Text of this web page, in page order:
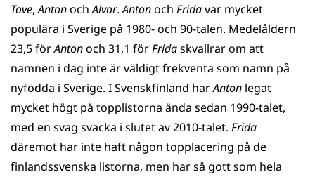
Tove,AntonochAlvar.Antonoch Fridavar mycket
populära i Sverige på 1980- och 90-talen. Medelåldern
23,5 förAntonoch 31,1 förFridaskvallrar om att
namnen i dag inte är väldigt frekventa som namn på
nyfödda i Sverige. I Svenskfinland harAnton legat
mycket högt på topplistorna ända sedan 1990-talet,
med en svag svacka i slutet av 2010-talet. Frida
däremot har inte haft någon topplacering på de
finlandssvenska listorna, men har så gott som hela